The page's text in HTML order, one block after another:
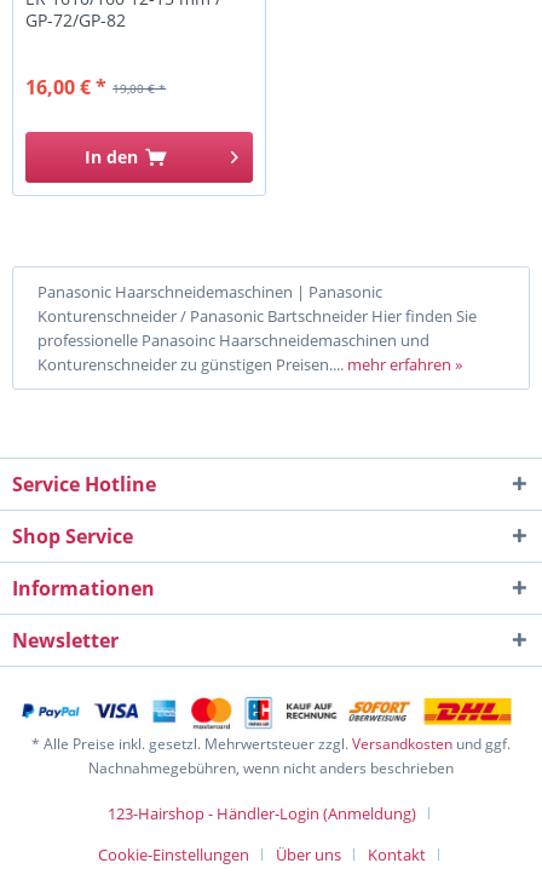
GP-72/GP-82
19,00 € *
16,00 € *
In den
Panasonic Haarschneidemaschinen | Panasonic
Konturenschneider / Panasonic Bartschneider Hier finden Sie
professionelle Panasoinc Haarschneidemaschinen und
Konturenschneider zu günstigen Preisen.... mehr erfahren »
Service Hotline
Shop Service
Informationen
Newsletter
* Alle Preise inkl. gesetzl. Mehrwertsteuer zzgl.Versandkosten und ggf.
Nachnahmegebühren, wenn nicht anders beschrieben
123-Hairshop - Händler-Login (Anmeldung)
Cookie-Einstellungen
Über uns
Kontakt